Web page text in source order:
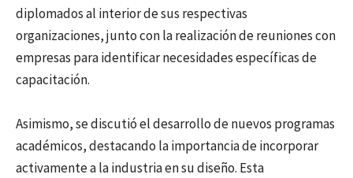
diplomados al interior de sus respectivas
organizaciones, junto con la realización de reuniones con
empresas para identificar necesidades específicas de
capacitación.
Asimismo, se discutió el desarrollo de nuevos programas
académicos, destacando la importancia de incorporar
activamente a la industria en su diseño. Esta